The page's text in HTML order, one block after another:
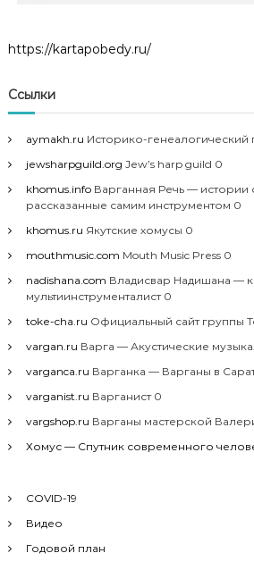
https://kartapobedy.ru/
Ссылки
aymakh.ru Историко-генеалогический
jewsharpguild.org Jew’s harp guild 0
khomus.infoВарганная Речь — истории
рассказанные самим инструментом 0
khomus.ru Якутские хомусы 0
mouthmusic.com Mouth Music Press 0
nadishana.com Владисвар Надишана —
мультиинструменталист 0
toke-cha.ru Официальный сайт группы
vargan.ru Варга — Акустические
varganca.ru Варганка — Варганы в
varganist.ru Варганист 0
vargshop.ru Варганы мастерской
Хомус — Спутник современного
COVID-19
Видео
Годовой план